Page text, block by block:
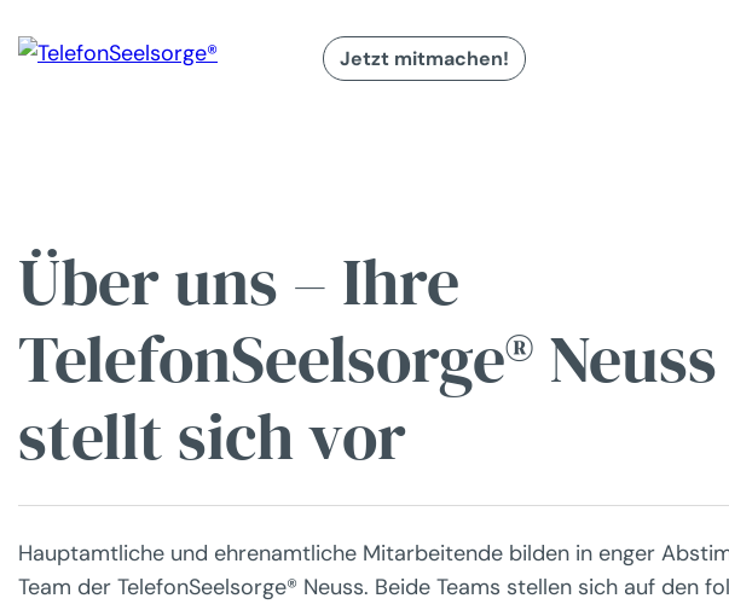
Jetzt mitmachen!
Über uns – Ihre
TelefonSeelsorge® Neuss
stellt sich vor
Hauptamtliche und ehrenamtliche Mitarbeitende bilden in enger
Team der TelefonSeelsorge® Neuss. Beide Teams stellen sich auf den